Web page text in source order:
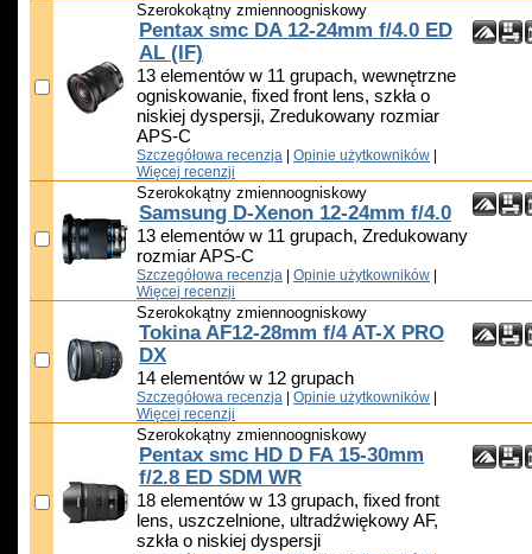
Szerokokątny zmiennoogniskowy
Pentax smc DA 12-24mm f/4.0 ED
AL (IF)
13 elementów w 11 grupach, wewnętrzne
ogniskowanie, fixed front lens, szkła o
niskiej dyspersji, Zredukowany rozmiar
APS-C
Szczegółowa recenzja Opinie użytkowników
Więcej recenzji
Szerokokątny zmiennoogniskowy
Samsung D-Xenon 12-24mm f/4.0
13 elementów w 11 grupach, Zredukowany
rozmiar APS-C
Szczegółowa recenzja Opinie użytkowników
Więcej recenzji
Szerokokątny zmiennoogniskowy
Tokina AF12-28mm f/4 AT-X PRO
DX
14 elementów w 12 grupach
Szczegółowa recenzja Opinie użytkowników
Więcej recenzji
Szerokokątny zmiennoogniskowy
Pentax smc HD D FA 15-30mm
f/2.8 ED SDM WR
18 elementów w 13 grupach, fixed front
lens, uszczelnione, ultradźwiękowy AF,
szkła o niskiej dyspersji